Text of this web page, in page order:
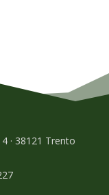
· 38121 Trento